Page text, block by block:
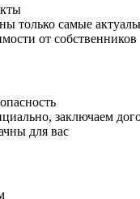
только самые
от собственников
заключаем
для вас